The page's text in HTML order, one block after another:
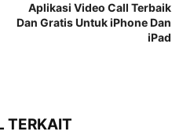
Aplikasi Video Call Terbaik
Dan Gratis Untuk iPhone Dan
iPad
TERKAIT